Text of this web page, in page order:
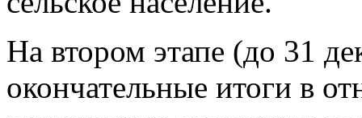
На втором этапе (до 31
окончательные итоги в